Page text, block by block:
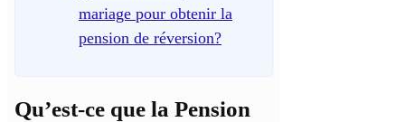
mariage pour obtenir la
pension de réversion?
Qu’est-ce que la Pension